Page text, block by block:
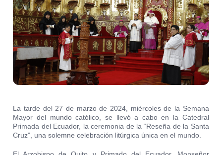
La tarde del 27 de marzo de 2024, miércoles de la Semana
Mayor del mundo católico, se llevó a cabo en la Catedral
Primada del Ecuador, la ceremonia de la “Reseña de la Santa
Cruz”, una solemne celebración litúrgica única en el mundo.